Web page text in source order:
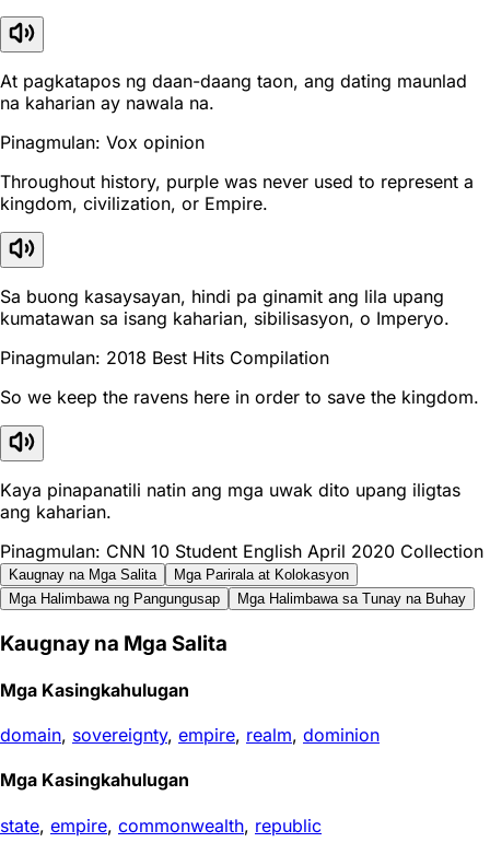
At pagkatapos ng daan-daang taon, ang dating maunlad
na kaharian ay nawala na.
Pinagmulan: Vox opinion
Throughout history, purple was never used to represent a
kingdom, civilization, or Empire.
Sa buong kasaysayan, hindi pa ginamit ang lila upang
kumatawan sa isang kaharian, sibilisasyon, o Imperyo.
Pinagmulan: 2018 Best Hits Compilation
So we keep the ravens here in order to save the kingdom.
Kaya pinapanatili natin ang mga uwak dito upang iligtas
ang kaharian.
Pinagmulan: CNN 10 Student English April 2020 Collection
Kaugnay na Mga Salita
Mga Parirala at Kolokasyon
Mga Halimbawa ng Pangungusap
Mga Halimbawa sa Tunay na Buhay
Kaugnay na Mga Salita
Mga Kasingkahulugan
domain, sovereignty, empire, realm, dominion
Mga Kasingkahulugan
state, empire, commonwealth, republic